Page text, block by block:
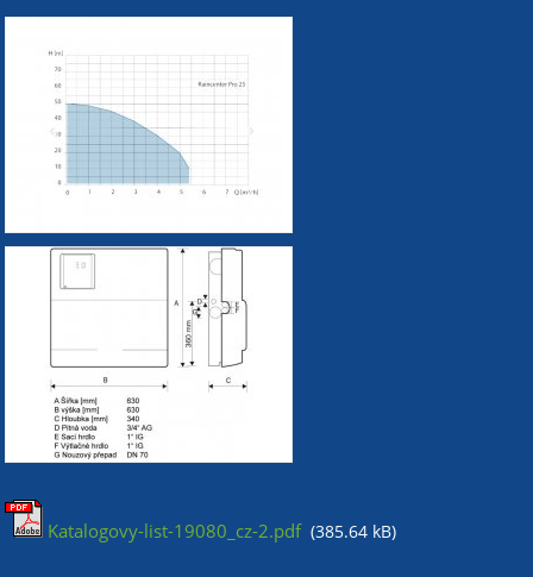
Katalogovy-list-19080_cz-2.pdf (385.64 kB)